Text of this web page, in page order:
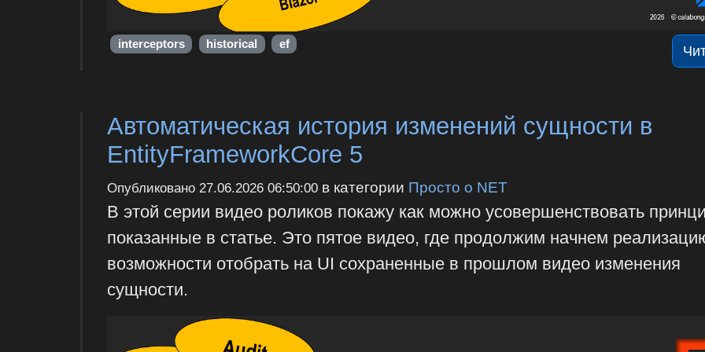
interceptors historical ef
Автоматическая история изменений сущности в
EntityFrameworkCore 5
Опубликовано 27.06.2026 06:50:00в категории Просто о NET
В этой серии видео роликов покажу как можно усовершенствовать
показанные в статье. Это пятое видео, где продолжим начнем
возможности отобрать на UI сохраненные в прошлом видео изменения
сущности.